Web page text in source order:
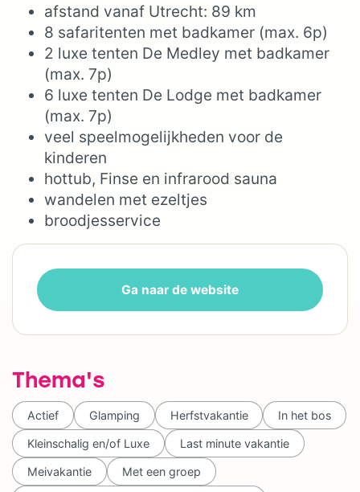
afstand vanaf Utrecht: 89 km
8 safaritenten met badkamer (max. 6p)
2 luxe tenten De Medley met badkamer
(max. 7p)
6 luxe tenten De Lodge met badkamer
(max. 7p)
veel speelmogelijkheden voor de
kinderen
hottub, Finse en infrarood sauna
wandelen met ezeltjes
broodjesservice
Ga naar de website
Thema's
Actief Glamping Herfstvakantie In het bos
Kleinschalig en/of Luxe Last minute vakantie
Meivakantie Met een groep